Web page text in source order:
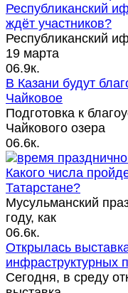
Республиканский
ждёт участников?
Республиканский
19 марта
06.9к.
В Казани будут
Чайковое
Подготовка к
Чайкового озера
06.6к.
Какого числа
Татарстане?
Мусульманский
году, как
06.6к.
Открылась
инфраструктурных
Сегодня, в среду